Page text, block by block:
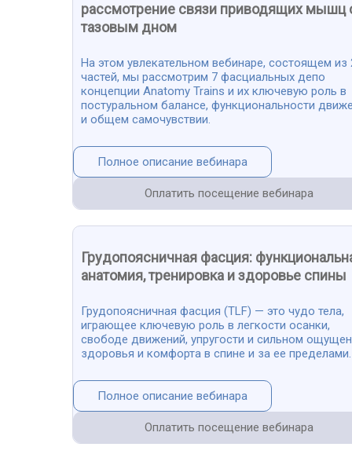
рассмотрение связи приводящих мышц
тазовым дном
На этом увлекательном вебинаре, состоящем из
частей, мы рассмотрим 7 фасциальных депо
концепции Anatomy Trains и их ключевую роль в
постуральном балансе, функциональности
и общем самочувствии.
Полное описание вебинара
Оплатить посещение вебинара
Грудопоясничная фасция:
анатомия, тренировка и здоровье спины
Грудопоясничная фасция (TLF) — это чудо тела,
играющее ключевую роль в легкости осанки,
свободе движений, упругости и сильном
здоровья и комфорта в спине и за ее пределами.
Полное описание вебинара
Оплатить посещение вебинара